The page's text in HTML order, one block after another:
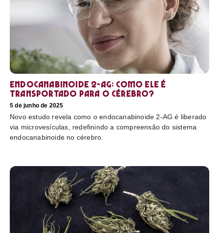
Endocanabinoide 2-AG: Como ele é
transportado para o cérebro?
5 de junho de 2025
Novo estudo revela como o endocanabinoide 2-AG é liberado
via microvesículas, redefinindo a compreensão do sistema
endocanabinoide no cérebro.